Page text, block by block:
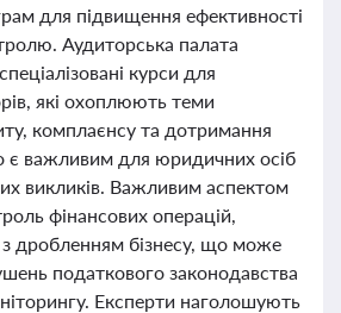
для підвищення ефективності
Аудиторська палата
курси для
які охоплюють теми
комплаєнсу та дотримання
є важливим для юридичних осіб
викликів. Важливим аспектом
фінансових операцій,
дробленням бізнесу, що може
податкового законодавства
Експерти наголошують